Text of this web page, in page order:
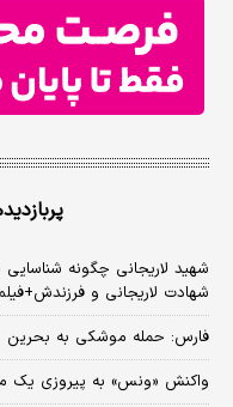
شهید لاریجانی چگونه
شهادت لاریجانی و
فارس: حمله موشکی به بحرین
واکنش «ونس» به پیروزی یک